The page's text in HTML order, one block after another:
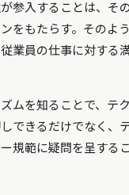
参入することは、そ
をもたらす。そのよ
業員の仕事に対する
ムを知ることで、テ
できるだけでなく、
規範に疑問を呈する